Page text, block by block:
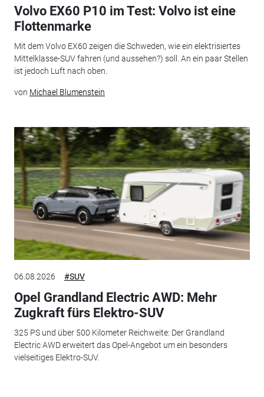
Volvo EX60 P10 im Test: Volvo ist eine
Flottenmarke
Mit dem Volvo EX60 zeigen die Schweden, wie ein elektrisiertes
Mittelklasse-SUV fahren (und aussehen?) soll. An ein paar Stellen
ist jedoch Luft nach oben.
von Michael Blumenstein
06.08.2026 #SUV
Opel Grandland Electric AWD: Mehr
Zugkraft fürs Elektro-SUV
325 PS und über 500 Kilometer Reichweite: Der Grandland
Electric AWD erweitert das Opel-Angebot um ein besonders
vielseitiges Elektro-SUV.